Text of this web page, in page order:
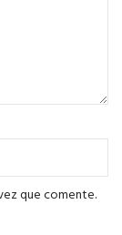
que comente.